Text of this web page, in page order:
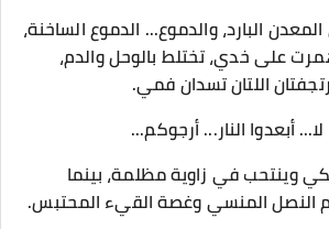
البارد، والدموع... الدموع الساخنة،
على خدي، تختلط بالوحل والدم،
اللتان تسدان فمي.
أبعدوا النار... أرجوكم...
وينتحب في زاوية مظلمة، بينما
النصل المنسي وغصة القيء المحتبس.